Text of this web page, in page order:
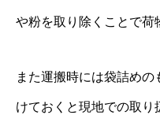
や粉を取り除くことで荷
また運搬時には袋詰め
けておくと現地での取り